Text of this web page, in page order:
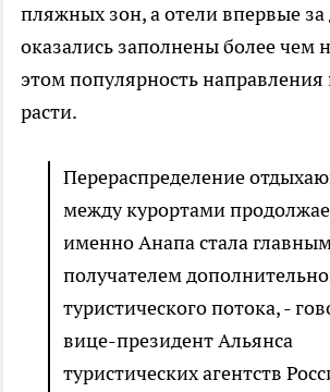
пляжных зон, а отели впервые за
оказались заполнены более чем
этом популярность
расти.
Перераспределение
между курортами
именно Анапа стала
получателем
туристического потока, -
вице-президент Альянса
туристических агентств